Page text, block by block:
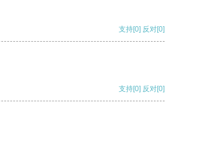
支持[0] 反对[0]
支持[0] 反对[0]